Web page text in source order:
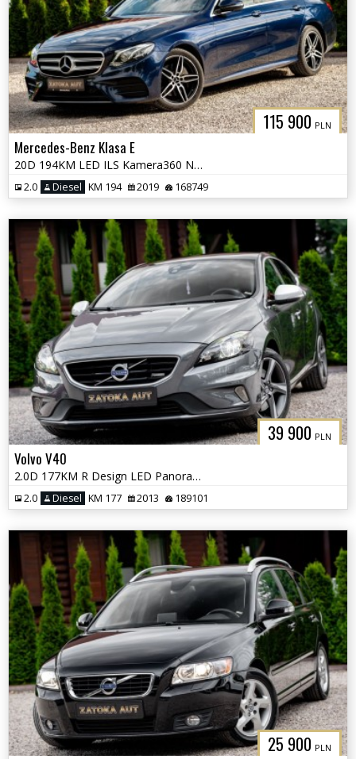
115 900 PLN
Mercedes-Benz Klasa E
20D 194KM LED ILS Kamera360 Navi Grzane fot Skóra Tempomat Serwis
2.0 Diesel KM 194 2019 168749
39 900 PLN
Volvo V40
2.0D 177KM R Design LED Panorama Alcantara Kamera Navi Grz. Fot
2.0 Diesel KM 177 2013 189101
25 900 PLN